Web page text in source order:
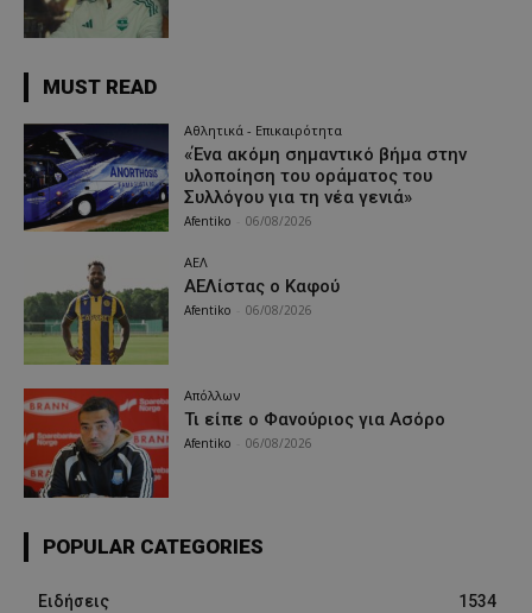
MUST READ
Αθλητικά - Επικαιρότητα
«Ένα ακόμη σημαντικό βήμα στην
υλοποίηση του οράματος του
Συλλόγου για τη νέα γενιά»
Afentiko 06/08/2026
ΑΕΛ
ΑΕΛίστας ο Καφού
Afentiko 06/08/2026
Απόλλων
Τι είπε ο Φανούριος για Ασόρο
Afentiko 06/08/2026
POPULAR CATEGORIES
Ειδήσεις
1534